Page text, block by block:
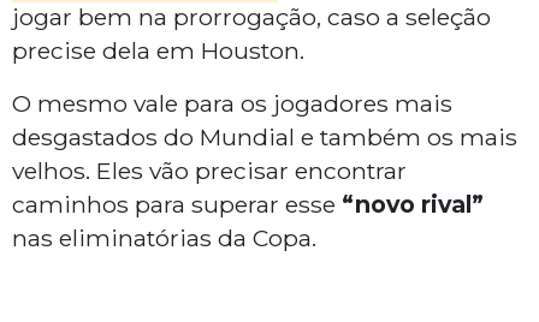
jogar bem na prorrogação, caso a seleção
precise dela em Houston.
O mesmo vale para os jogadores mais
desgastados do Mundial e também os mais
velhos. Eles vão precisar encontrar
caminhos para superar esse “novo rival”
nas eliminatórias da Copa.